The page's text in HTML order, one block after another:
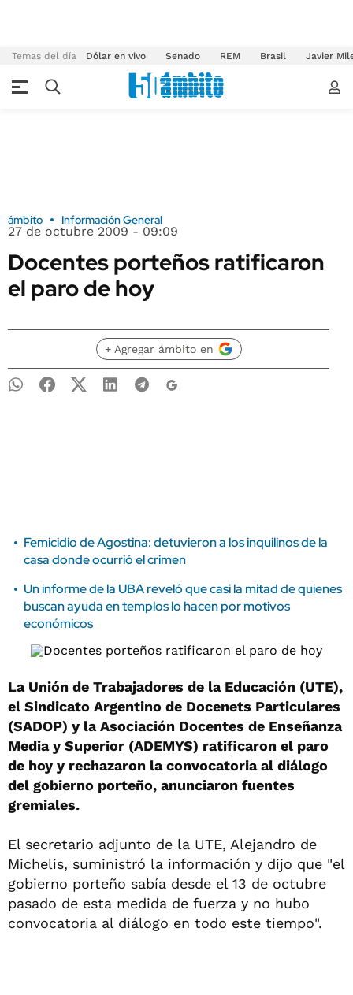
Temas del día Dólar en vivo Senado REM Brasil Javier
ámbito Información General
27 de octubre 2009 - 09:09
Docentes porteños ratificaron
el paro de hoy
+ Agregar ámbito en
Femicidio de Agostina: detuvieron a los inquilinos de la
casa donde ocurrió el crimen
Un informe de la UBA reveló que casi la mitad de quienes
buscan ayuda en templos lo hacen por motivos
económicos
La Unión de Trabajadores de la Educación (UTE),
el Sindicato Argentino de Docenets Particulares
(SADOP) y la Asociación Docentes de Enseñanza
Media y Superior (ADEMYS) ratificaron el paro
de hoy y rechazaron la convocatoria al diálogo
del gobierno porteño, anunciaron fuentes
gremiales.
El secretario adjunto de la UTE, Alejandro de
Michelis, suministró la información y dijo que "el
gobierno porteño sabía desde el 13 de octubre
pasado de esta medida de fuerza y no hubo
convocatoria al diálogo en todo este tiempo".